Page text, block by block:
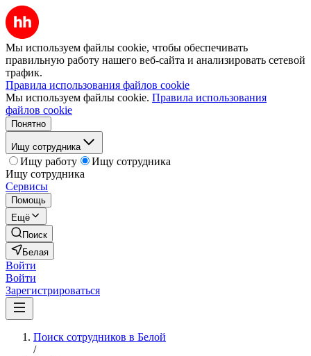
Мы используем файлы cookie, чтобы обеспечивать
правильную работу нашего веб-сайта и анализировать сетевой
трафик.
Правила использования файлов cookie
Мы используем файлы cookie. Правила использования
файлов cookie
Понятно
Ищу сотрудника
Ищу работу
Ищу сотрудника
Ищу сотрудника
Сервисы
Помощь
Ещё
Поиск
Белая
Войти
Войти
Зарегистрироваться
Поиск сотрудников в Белой
/